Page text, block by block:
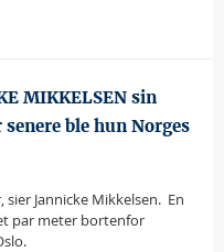
MIKKELSEN sin
ble hun Norges
Jannicke Mikkelsen.  En
par meter bortenfor